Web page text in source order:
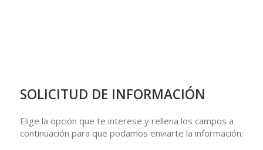
SOLICITUD DE INFORMACIÓN
Elige la opción que te interese y rellena los campos a
continuación para que podamos enviarte la información: